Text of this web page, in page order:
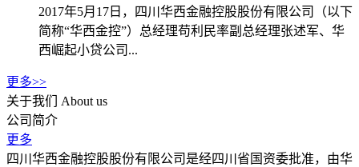
2017年5月17日，四川华西金融控股股份有限公司（以下
简称“华西金控”）总经理苟利民率副总经理张述军、华
西崛起小贷公司...
更多>>
关于我们
About us
公司简介
更多
四川华西金融控股股份有限公司是经四川省国资委批准，由华